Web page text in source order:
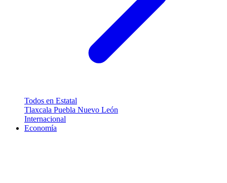
Todos en Estatal
Tlaxcala Puebla Nuevo León
Internacional
Economía